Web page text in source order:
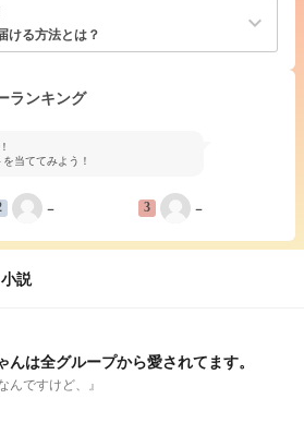
ける方法とは？ keyboard_arrow_down
ランキング
当ててみよう！
− 3 −
説
んは全グループから愛されてます。
んですけど、』